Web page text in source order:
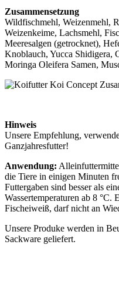
Zusammensetzung
Wildfischmehl, Weizenmehl,
Weizenkeime, Lachsmehl,
Meeresalgen (getrocknet),
Knoblauch, Yucca Shidigera,
Moringa Oleifera Samen,
Hinweis
Unsere Empfehlung,
Ganzjahresfutter!
Anwendung:
die Tiere in einigen Minuten
Futtergaben sind besser als
Wassertemperaturen ab 8 °C.
Fischeiweiß, darf nicht an
Unsere Produke werden in
Sackware geliefert.